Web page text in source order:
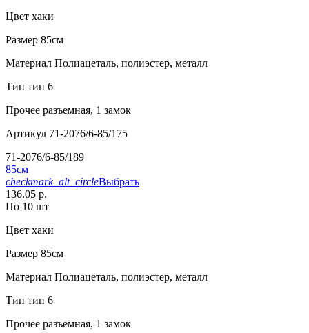
Цвет хаки
Размер 85см
Материал Полиацеталь, полиэстер, металл
Тип тип 6
Прочее разъемная, 1 замок
Артикул 71-2076/6-85/175
71-2076/6-85/189
85см
checkmark_alt_circleВыбрать
136.05 р.
По 10 шт
Цвет хаки
Размер 85см
Материал Полиацеталь, полиэстер, металл
Тип тип 6
Прочее разъемная, 1 замок